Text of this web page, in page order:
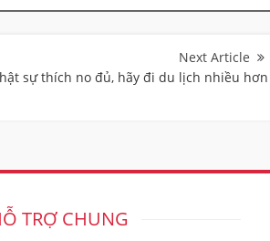
sự thích no đủ, hãy đi du lịch nhiều hơn
TRỢ CHUNG